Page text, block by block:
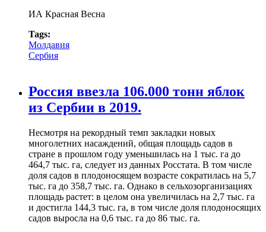
ИА Красная Весна
Tags:
Молдавия
Сербия
Россия ввезла 106.000 тонн яблок
из Сербии в 2019.
Несмотря на рекордный темп закладки новых
многолетних насаждений, общая площадь садов в
стране в прошлом году уменьшилась на 1 тыс. га до
464,7 тыс. га, следует из данных Росстата. В том числе
доля садов в плодоносящем возрасте сократилась на 5,7
тыс. га до 358,7 тыс. га. Однако в сельхозорганизациях
площадь растет: в целом она увеличилась на 2,7 тыс. га
и достигла 144,3 тыс. га, в том числе доля плодоносящих
садов выросла на 0,6 тыс. га до 86 тыс. га.